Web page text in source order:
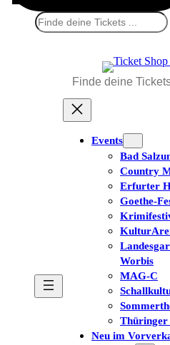
Suchen
Suchen
Events
Bad
Country
Erfurter
Goethe-
Worbis
MAG-C
Thüringer
Neu im
Tickets kaufen